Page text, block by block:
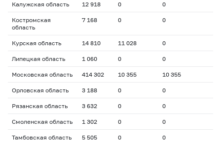
Калужская область 12 918 0 0
Костромская
область
7 168 0 0
Курская область 14 810 11 028 0
Липецкая область 1 060 0 0
Московская область 414 302 10 355 10 355
Орловская область 3 188 0 0
Рязанская область 3 632 0 0
Смоленская область 1 302 0 0
Тамбовская область 5 505 0 0